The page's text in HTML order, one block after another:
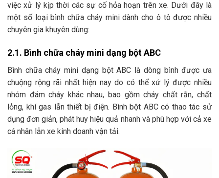
việc xử lý kịp thời các sự cố hỏa hoạn trên xe. Dưới đây là
một số loại bình chữa cháy mini dành cho ô tô được nhiều
chuyên gia khuyên dùng:
2.1. Bình chữa cháy mini dạng bột ABC
Bình chữa cháy mini dạng bột ABC là dòng bình được ưa
chuộng rộng rãi nhất hiện nay do có thể xử lý được nhiều
nhóm đám cháy khác nhau, bao gồm cháy chất rắn, chất
lỏng, khí gas lẫn thiết bị điện. Bình bột ABC có thao tác sử
dụng đơn giản, phát huy hiệu quả nhanh và phù hợp với cả xe
cá nhân lẫn xe kinh doanh vận tải.